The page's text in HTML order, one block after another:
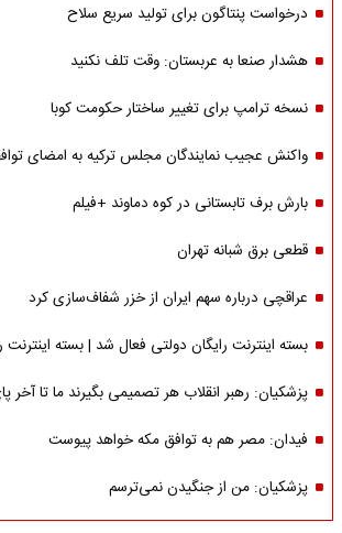
درخواست پنتاگون برای تولید سریع سلاح
هشدار صنعا به عربستان: وقت تلف نکنید
نسخه ترامپ برای تغییر ساختار حکومت کوبا
واکنش عجیب نمایندگان مجلس ترکیه به امضای
بارش برف تابستانی در کوه دماوند +فیلم
قطعی برق شبانه تهران
عراقچی درباره سهم ایران از خزر شفاف‌سازی کرد
بسته اینترنت رایگان دولتی فعال شد | بسته اینترنت رایگان ۲۰۰
پزشکیان: رهبر انقلاب هر تصمیمی بگیرند ما تا آخر
فیدان: مصر هم به توافق مکه خواهد پیوست
پزشکیان: من از جنگیدن نمی‌ترسم